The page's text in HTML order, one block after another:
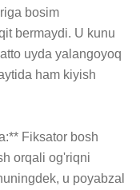
bosim
bermaydi. U kunu
uyda yalangoyoq
ham kiyish
Fiksator bosh
orqali og'riqni
u poyabzal